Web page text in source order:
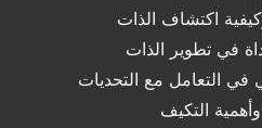
اكتشاف الذات
في تطوير الذات
في التعامل مع التحديات
التكيف